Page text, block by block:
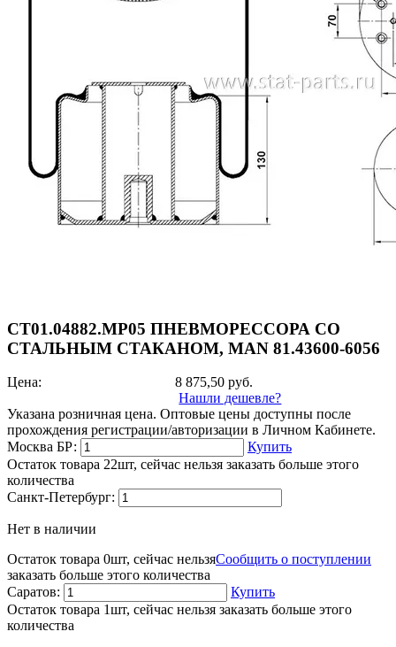
СТ01.04882.MP05 ПНЕВМОРЕССОРА СО
СТАЛЬНЫМ СТАКАНОМ, MAN 81.43600-6056
Цена: 8 875,50руб.
Нашли дешевле?
Указана розничная цена. Оптовые цены доступны после
прохождения регистрации/авторизации в Личном Кабинете.
Москва БР:
Купить
Остаток товара 22шт, сейчас нельзя заказать больше этого
количества
Санкт-Петербург:
Нет в наличии
Сообщить о поступлении
Остаток товара 0шт, сейчас нельзя
заказать больше этого количества
Саратов:
Купить
Остаток товара 1шт, сейчас нельзя заказать больше этого
количества